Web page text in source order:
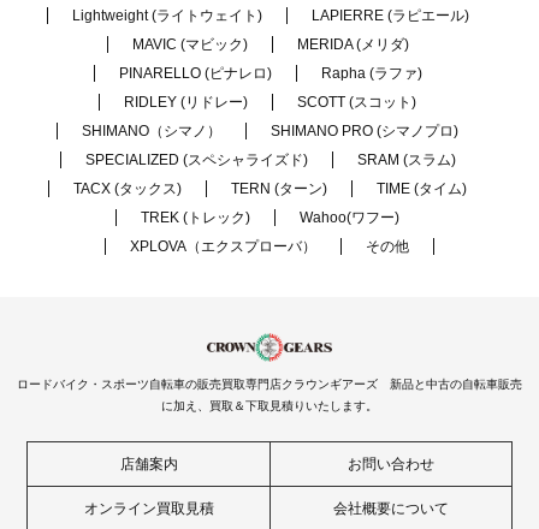
Lightweight (ライトウェイト)
LAPIERRE (ラピエール)
MAVIC (マビック)
MERIDA (メリダ)
PINARELLO (ピナレロ)
Rapha (ラファ)
RIDLEY (リドレー)
SCOTT (スコット)
SHIMANO（シマノ）
SHIMANO PRO (シマノプロ)
SPECIALIZED (スペシャライズド)
SRAM (スラム)
TACX (タックス)
TERN (ターン)
TIME (タイム)
TREK (トレック)
Wahoo(ワフー)
XPLOVA（エクスプローバ）
その他
ロードバイク・スポーツ自転車の販売買取専門店クラウンギアーズ 新品と中古の自転車販売
に加え、買取＆下取見積りいたします。
店舗案内 お問い合わせ
オンライン買取見積 会社概要について